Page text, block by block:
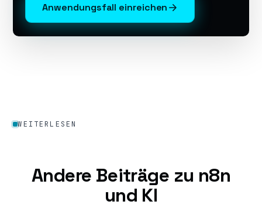
Anwendungsfall einreichen
WEITERLESEN
Andere Beiträge zu n8n
und KI